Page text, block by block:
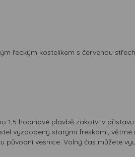
řeckým kostelíkem s červenou
1,5 hodinové plavbě zakotví v přístavu
vyzdobený starými freskami, větrné
vesnice. Volný čas můžete